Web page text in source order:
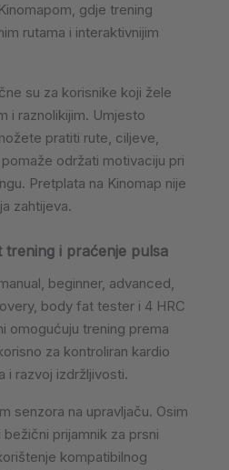
gdje trening
rutama i interaktivnijim
su za korisnike koji žele
i raznolikijim. Umjesto
pratiti rute, ciljeve,
održati motivaciju pri
Pretplata na Kinomap nije
zahtijeva.
trening i praćenje pulsa
beginner, advanced,
body fat tester i 4 HRC
omogućuju trening prema
za kontroliran kardio
i razvoj izdržljivosti.
senzora na upravljaču. Osim
prijamnik za prsni
kompatibilnog